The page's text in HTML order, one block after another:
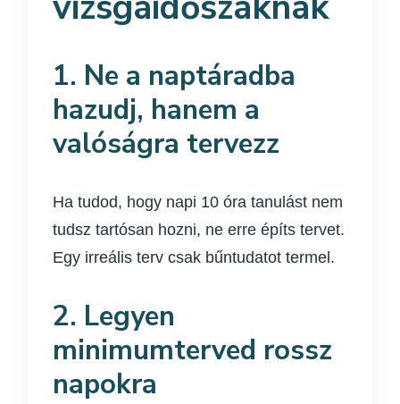
1. Ne a naptáradba
hazudj, hanem a
valóságra tervezz
Ha tudod, hogy napi 10 óra tanulást nem
tudsz tartósan hozni, ne erre építs tervet.
Egy irreális terv csak bűntudatot termel.
2. Legyen
minimumterved rossz
napokra